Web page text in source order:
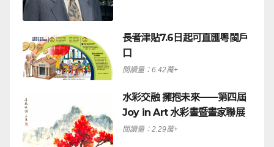
長者津貼7.6日起可直匯粵閩戶
口
閱讀量：6.42萬+
水彩交融 擁抱未來——第四屆
Joy in Art 水彩畫暨畫家聯展
閱讀量：2.29萬+